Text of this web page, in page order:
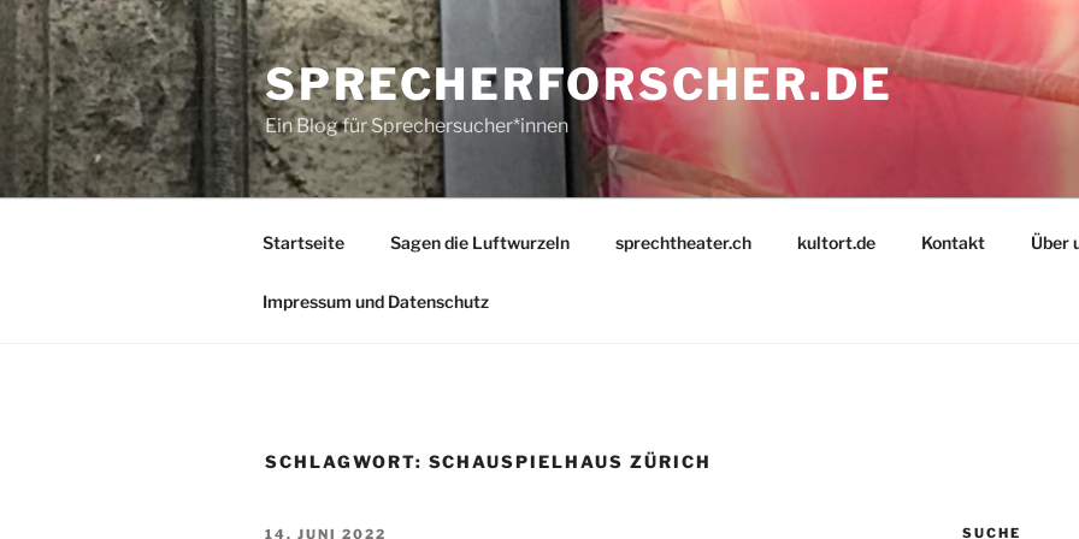
Zum
Inhalt
springen
SPRECHERFORSCHER.DE
Ein Blog für Sprechersucher*innen
Startseite Sagen die Luftwurzeln sprechtheater.ch kultort.de Kontakt Über
Impressum und Datenschutz
SCHLAGWORT: SCHAUSPIELHAUS ZÜRICH
VERÖFFENTLICHT
14. JUNI 2022 SUCHE